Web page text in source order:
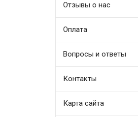
Отзывы о нас
Оплата
Вопросы и ответы
Контакты
Карта сайта